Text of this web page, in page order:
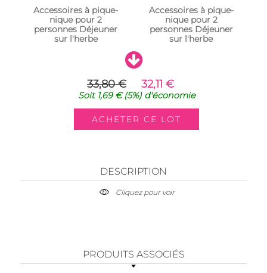
Accessoires à pique-
nique pour 2
personnes Déjeuner
sur l'herbe
Accessoires à pique-
nique pour 2
personnes Déjeuner
sur l'herbe
33,80 € 32,11 €
Soit 1,69 €(5%)d'économie
DESCRIPTION
Cliquez pour voir
PRODUITS ASSOCIÉS